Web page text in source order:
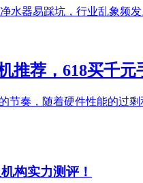
水器易踩坑，行业乱象频
推荐，618买千元
节奏，随着硬件性能的过
构实力测评！